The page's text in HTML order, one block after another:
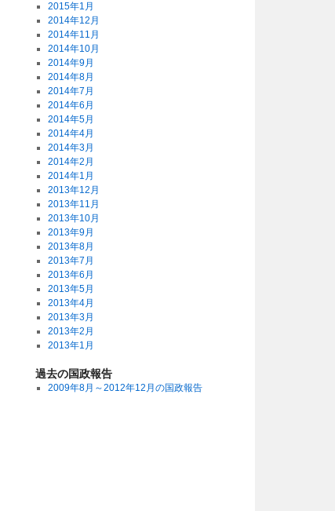
2015年1月
2014年12月
2014年11月
2014年10月
2014年9月
2014年8月
2014年7月
2014年6月
2014年5月
2014年4月
2014年3月
2014年2月
2014年1月
2013年12月
2013年11月
2013年10月
2013年9月
2013年8月
2013年7月
2013年6月
2013年5月
2013年4月
2013年3月
2013年2月
2013年1月
過去の国政報告
2009年8月～2012年12月の国政報告